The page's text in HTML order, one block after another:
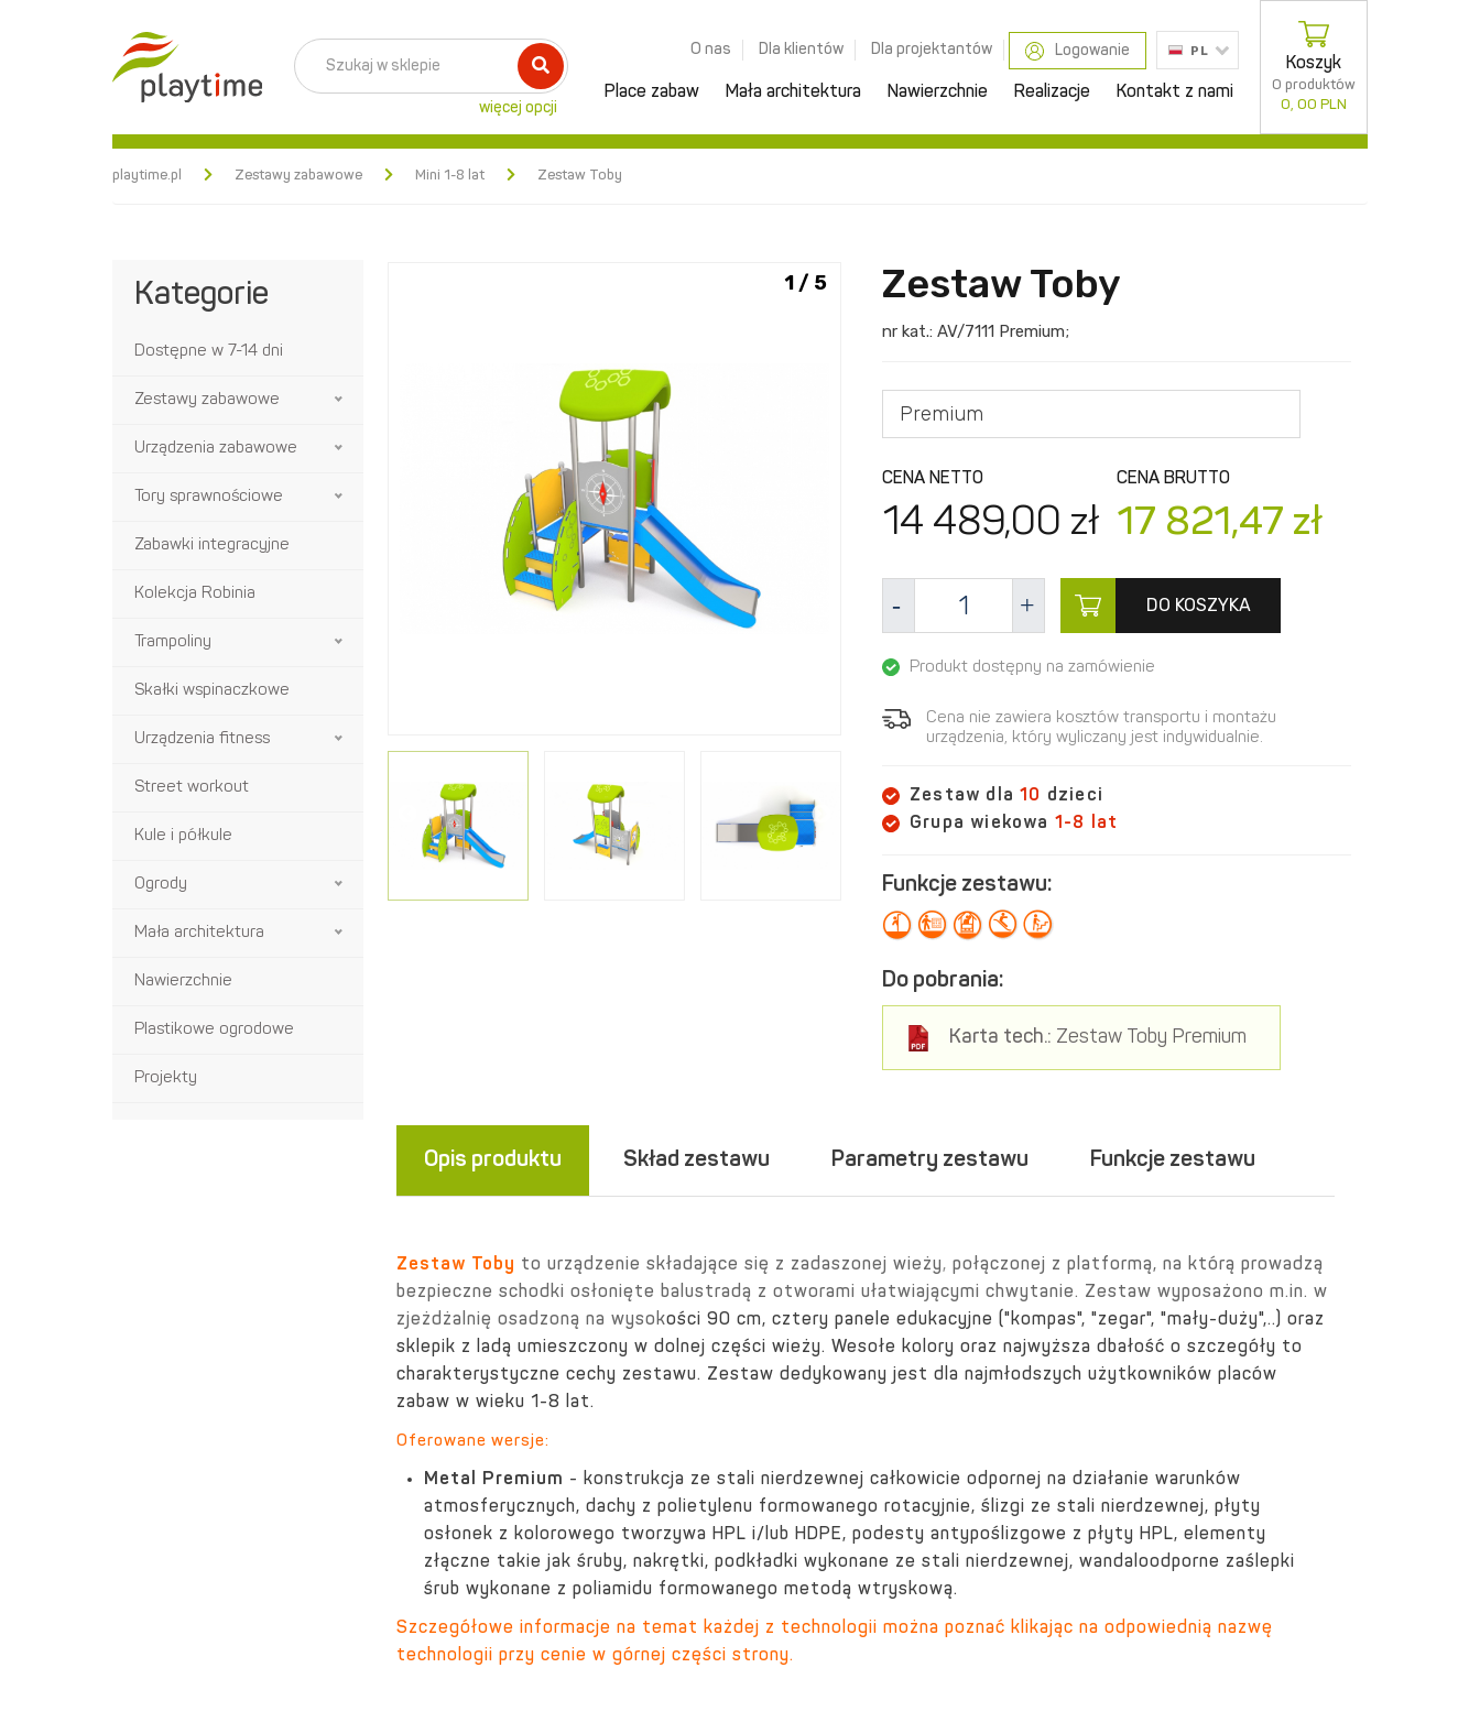
więcej opcji
O nas Dla klientów Dla projektantów Logowanie PL
Place zabaw Mała architektura Nawierzchnie Realizacje Kontakt z nami
Koszyk
0 produktów
0, 00 PLN
playtime.pl Zestawy zabawowe Mini 1-8 lat Zestaw Toby
Kategorie
Dostępne w 7-14 dni
Zestawy zabawowe
Urządzenia zabawowe
Tory sprawnościowe
Zabawki integracyjne
Kolekcja Robinia
Trampoliny
Skałki wspinaczkowe
Urządzenia fitness
Street workout
Kule i półkule
Ogrody
Mała architektura
Nawierzchnie
Plastikowe ogrodowe
Projekty
1 / 5 Zestaw Toby
nr kat.: AV/7111 Premium;
Premium
CENA NETTO
14 489,00 zł
CENA BRUTTO
17 821,47 zł
DO KOSZYKA
Produkt dostępny na zamówienie
Cena nie zawiera kosztów transportu i montażu
urządzenia, który wyliczany jest indywidualnie.
Zestaw dla10 dzieci
Grupa wiekowa 1-8 lat
Funkcje zestawu:
Do pobrania:
Karta tech.: Zestaw Toby Premium
Opis produktu Skład zestawu Parametry zestawu Funkcje zestawu
Zestaw Toby to urządzenie składające się z zadaszonej wieży, połączonej z platformą, na którą prowadzą
bezpieczne schodki osłonięte balustradą z otworami ułatwiającymi chwytanie. Zestaw wyposażono m.in. w
zjeżdżalnię osadzoną na wysokości 90 cm, cztery panele edukacyjne ("kompas", "zegar", "mały-duży",..) oraz
sklepik z ladą umieszczony w dolnej części wieży. Wesołe kolory oraz najwyższa dbałość o szczegóły to
charakterystyczne cechy zestawu. Zestaw dedykowany jest dla najmłodszych użytkowników placów
zabaw w wieku 1-8 lat.
Oferowane wersje:
Metal Premium - konstrukcja ze stali nierdzewnej całkowicie odpornej na działanie warunków
atmosferycznych, dachy z polietylenu formowanego rotacyjnie, ślizgi ze stali nierdzewnej, płyty
osłonek z kolorowego tworzywa HPL i/lub HDPE, podesty antypoślizgowe z płyty HPL, elementy
złączne takie jak śruby, nakrętki, podkładki wykonane ze stali nierdzewnej, wandaloodporne zaślepki
śrub wykonane z poliamidu formowanego metodą wtryskową.
Szczegółowe informacje na temat każdej z technologii można poznać klikając na odpowiednią nazwę
technologii przy cenie w górnej części strony.